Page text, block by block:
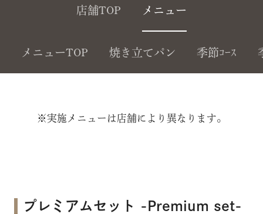
店舗TOP メニュー
メニューTOP 焼き立てパン 季節ｺｰｽ
※実施メニューは店舗により異なります。
プレミアムセット -Premium set-